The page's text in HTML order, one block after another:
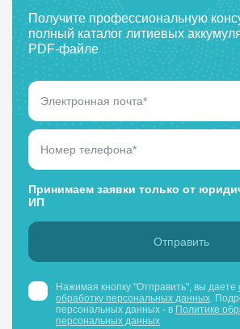
Получите профессиональную
полный каталог литиевых
PDF-файле
Принимаем заявки только от
ИП
Нажимая кнопку "Отправить", вы даете
обработку персональных данных .
персональных данных - в Политике
персональных данных